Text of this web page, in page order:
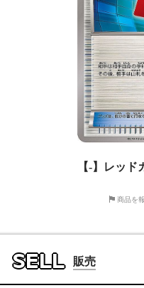
【-】レッド
商品を
SELL 販売